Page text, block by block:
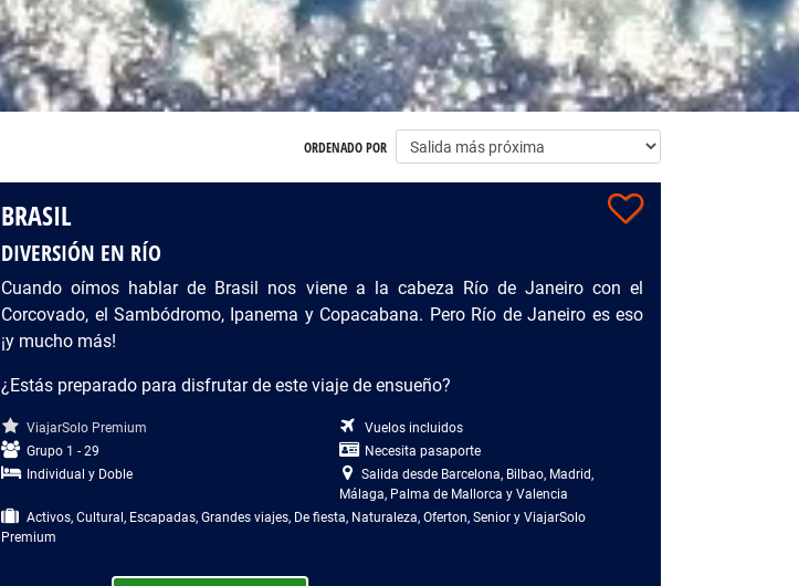
ORDENADO POR
BRASIL
DIVERSIÓN EN RÍO
Cuando oímos hablar de Brasil nos viene a la cabeza Río de Janeiro con el
Corcovado, el Sambódromo, Ipanema y Copacabana. Pero Río de Janeiro es eso
¡y mucho más!
¿Estás preparado para disfrutar de este viaje de ensueño?
ViajarSolo Premium
Vuelos incluidos
Grupo 1 - 29
Necesita pasaporte
Individual y Doble
Salida desde Barcelona, Bilbao, Madrid,
Málaga, Palma de Mallorca y Valencia
Activos, Cultural, Escapadas, Grandes viajes, De fiesta, Naturaleza, Oferton, Senior y ViajarSolo
Premium